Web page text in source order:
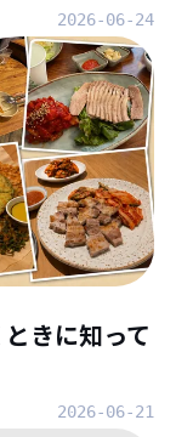
2026-06-24
きに知って
2026-06-21